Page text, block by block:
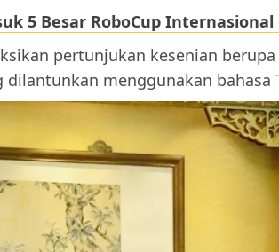
5 Besar RoboCup Internasional
pertunjukan kesenian
menggunakan bahasa